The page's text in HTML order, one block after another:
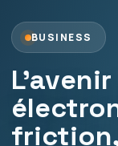
BUSINESS